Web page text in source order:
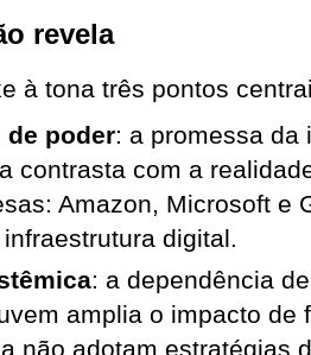
revela
à tona três pontos
de poder: a promessa da
contrasta com a
Amazon, Microsoft e
digital.
: a dependência
amplia o impacto de
não adotam estratégias